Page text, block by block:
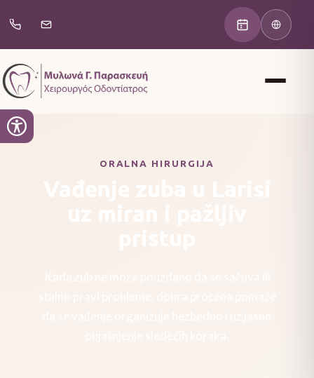
ORALNA HIRURGIJA